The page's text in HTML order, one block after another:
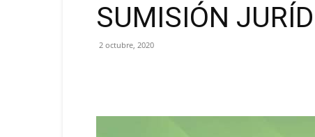
SUMISIÓN
2 octubre, 2020